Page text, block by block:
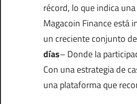
récord, lo que indica
Magacoin Finance está
un creciente conjunto
días– Donde la
Con una estrategia de
una plataforma que